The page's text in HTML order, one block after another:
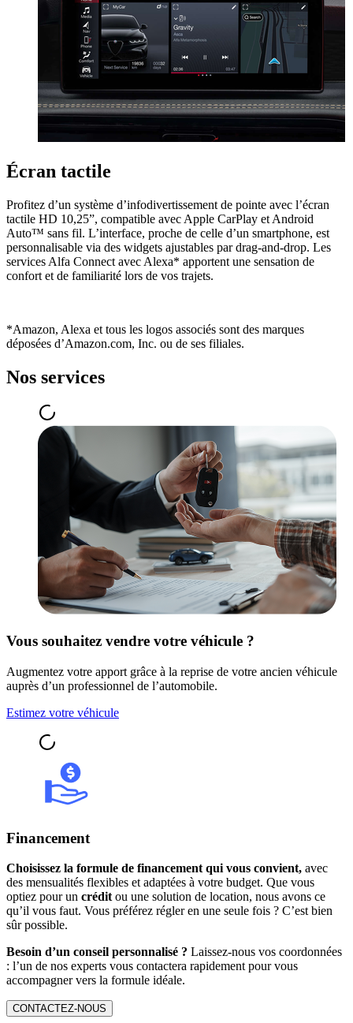
Écran tactile
Profitez d’un système d’infodivertissement de pointe avec l’écran
tactile HD 10,25”, compatible avec Apple CarPlay et Android
Auto™ sans fil. L’interface, proche de celle d’un smartphone, est
personnalisable via des widgets ajustables par drag-and-drop. Les
services Alfa Connect avec Alexa* apportent une sensation de
confort et de familiarité lors de vos trajets.
*Amazon, Alexa et tous les logos associés sont des marques
déposées d’Amazon.com, Inc. ou de ses filiales.
Nos services
Vous souhaitez vendre votre véhicule ?
Augmentez votre apport grâce à la reprise de votre ancien véhicule
auprès d’un professionnel de l’automobile.
Estimez votre véhicule
Financement
Choisissez la formule de financement qui vous convient, avec
des mensualités flexibles et adaptées à votre budget. Que vous
optiez pour un crédit ou une solution de location, nous avons ce
qu’il vous faut. Vous préférez régler en une seule fois ? C’est bien
sûr possible.
Besoin d’un conseil personnalisé ? Laissez-nous vos coordonnées
: l’un de nos experts vous contactera rapidement pour vous
accompagner vers la formule idéale.
CONTACTEZ-NOUS